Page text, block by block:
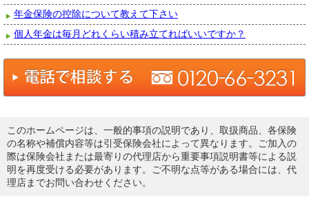
年金保険の控除について教えて下さい
個人年金は毎月どれくらい積み立てればいいですか？
このホームページは、一般的事項の説明であり、取扱商品、各保険
の名称や補償内容等は引受保険会社によって異なります。ご加入の
際は保険会社または最寄りの代理店から重要事項説明書等による説
明を再度受ける必要があります。ご不明な点等がある場合には、代
理店までお問い合わせください。